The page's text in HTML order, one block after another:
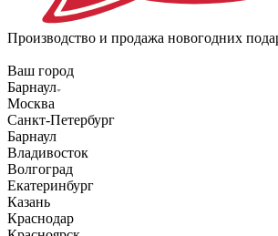
Производство и продажа новогодних
Ваш город
Барнаул
Москва
Санкт-Петербург
Барнаул
Владивосток
Волгоград
Екатеринбург
Казань
Краснодар